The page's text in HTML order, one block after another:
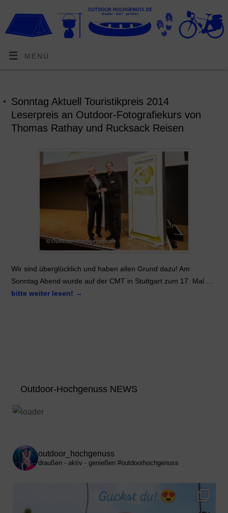
MENÜ
Sonntag Aktuell Touristikpreis 2014
Leserpreis an Outdoor-Fotografiekurs von
Thomas Rathay und Rucksack Reisen
Wir sind überglücklich und haben allen Grund dazu! Am
Sonntag Abend wurde auf der CMT in Stuttgart zum 17. Mal …
bitte weiter lesen! →
Outdoor-Hochgenuss NEWS
outdoor_hochgenuss
draußen - aktiv - genießen #outdoorhochgenuss